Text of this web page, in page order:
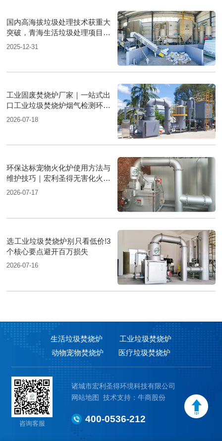
国内高海拔垃圾处理技术获重大
突破，青海生活垃圾处理项目树
行业新标杆
2025-12-31
工业固废焚烧炉厂家｜一站式出
口工业垃圾焚烧炉烟气检测环保
达标
2026-07-18
环保达标宠物火化炉使用方法与
维护技巧｜宏利圣得无害化火化
设备科普
2026-07-17
选工业垃圾焚烧炉别只看低价!3
个核心要点避开百万损失
2026-07-16
生活垃圾焚烧炉
工业垃圾焚烧炉
动物宠物焚烧炉
医疗垃圾焚烧炉
咨询客服
诸城市宏利圣得环境科技有限公司
网站地图
技术支持：牛商股份
400-0536-212